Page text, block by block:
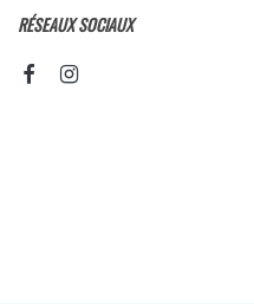
RÉSEAUX SOCIAUX